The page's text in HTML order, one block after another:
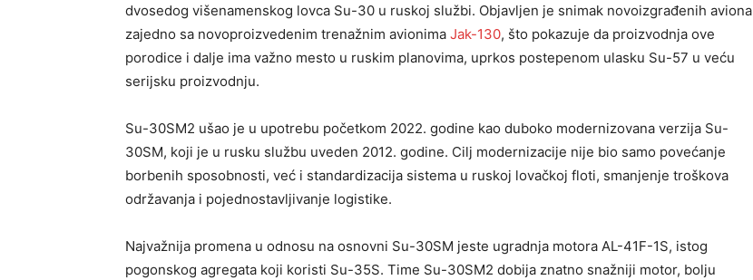
dvosedog višenamenskog lovca Su-30 u ruskoj službi. Objavljen je snimak novoizgrađenih aviona
zajedno sa novoproizvedenim trenažnim avionima Jak-130, što pokazuje da proizvodnja ove
porodice i dalje ima važno mesto u ruskim planovima, uprkos postepenom ulasku Su-57 u veću
serijsku proizvodnju.
Su-30SM2 ušao je u upotrebu početkom 2022. godine kao duboko modernizovana verzija Su-
30SM, koji je u rusku službu uveden 2012. godine. Cilj modernizacije nije bio samo povećanje
borbenih sposobnosti, već i standardizacija sistema u ruskoj lovačkoj floti, smanjenje troškova
održavanja i pojednostavljivanje logistike.
Najvažnija promena u odnosu na osnovni Su-30SM jeste ugradnja motora AL-41F-1S, istog
pogonskog agregata koji koristi Su-35S. Time Su-30SM2 dobija znatno snažniji motor, bolju